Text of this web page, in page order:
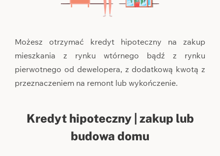
Możesz otrzymać kredyt hipoteczny na zakup
mieszkania z rynku wtórnego bądź z rynku
pierwotnego od dewelopera, z dodatkową kwotą z
przeznaczeniem na remont lub wykończenie.
Kredyt hipoteczny | zakup lub
budowa domu